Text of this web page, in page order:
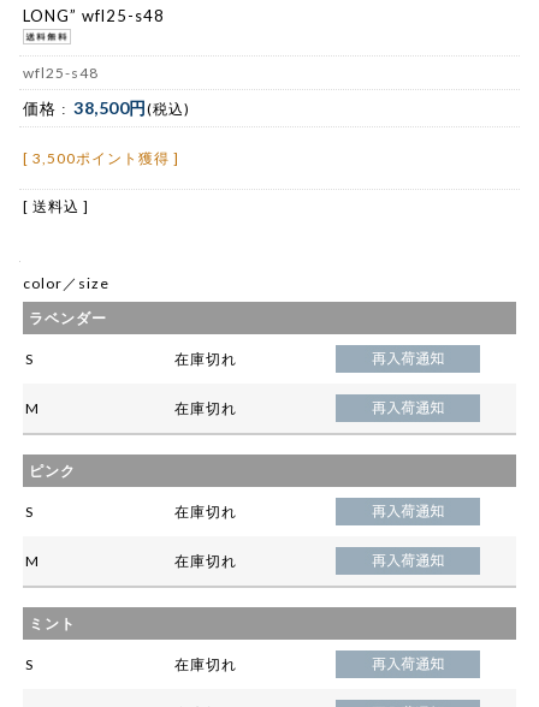
LONG” wfl25-s48
wfl25-s48
価格 : 38,500円(税込)
[ 3,500ポイント獲得 ]
[ 送料込 ]
color／size
ラベンダー
S 在庫切れ
M 在庫切れ
ピンク
S 在庫切れ
M 在庫切れ
ミント
S 在庫切れ